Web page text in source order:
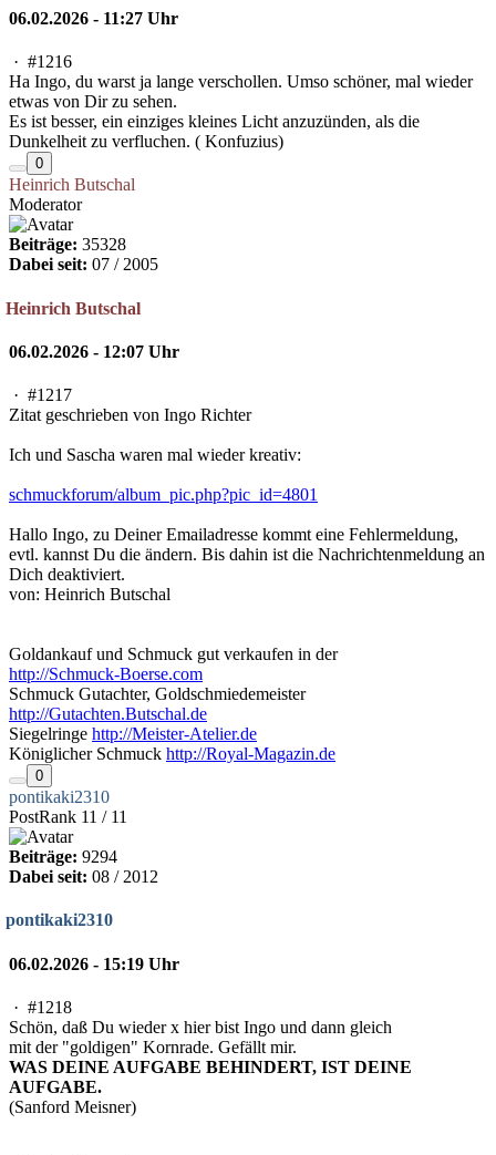
06.02.2026 - 11:27 Uhr
· #1216
Ha Ingo, du warst ja lange verschollen. Umso schöner, mal wieder
etwas von Dir zu sehen.
Es ist besser, ein einziges kleines Licht anzuzünden, als die
Dunkelheit zu verfluchen. ( Konfuzius)
0
Heinrich Butschal
Moderator
Beiträge: 35328
Dabei seit: 07 / 2005
Heinrich Butschal
06.02.2026 - 12:07 Uhr
· #1217
Zitat geschrieben von Ingo Richter
Ich und Sascha waren mal wieder kreativ:
schmuckforum/album_pic.php?pic_id=4801
Hallo Ingo, zu Deiner Emailadresse kommt eine Fehlermeldung,
evtl. kannst Du die ändern. Bis dahin ist die Nachrichtenmeldung an
Dich deaktiviert.
von: Heinrich Butschal
Goldankauf und Schmuck gut verkaufen in der
http://Schmuck-Boerse.com
Schmuck Gutachter, Goldschmiedemeister
http://Gutachten.Butschal.de
Siegelringe http://Meister-Atelier.de
Königlicher Schmuck http://Royal-Magazin.de
0
pontikaki2310
PostRank 11 / 11
Beiträge: 9294
Dabei seit: 08 / 2012
pontikaki2310
06.02.2026 - 15:19 Uhr
· #1218
Schön, daß Du wieder x hier bist Ingo und dann gleich
mit der "goldigen" Kornrade. Gefällt mir.
WAS DEINE AUFGABE BEHINDERT, IST DEINE
AUFGABE.
(Sanford Meisner)